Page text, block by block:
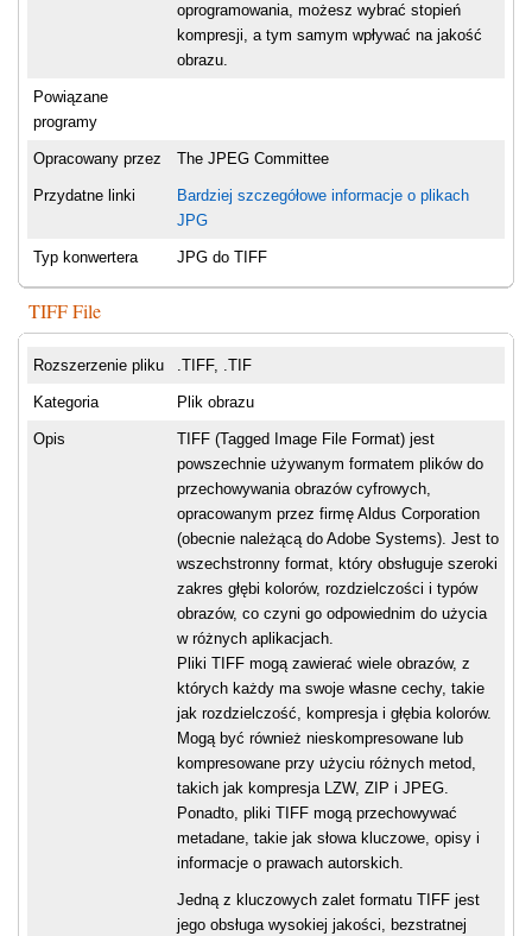
oprogramowania, możesz wybrać stopień
kompresji, a tym samym wpływać na jakość
obrazu.
Powiązane
programy
Opracowany przez The JPEG Committee
Przydatne linki
Bardziej szczegółowe informacje o plikach
JPG
Typ konwertera JPG do TIFF
TIFF File
Rozszerzenie pliku .TIFF, .TIF
Kategoria Plik obrazu
Opis
TIFF (Tagged Image File Format) jest
powszechnie używanym formatem plików do
przechowywania obrazów cyfrowych,
opracowanym przez firmę Aldus Corporation
(obecnie należącą do Adobe Systems). Jest to
wszechstronny format, który obsługuje szeroki
zakres głębi kolorów, rozdzielczości i typów
obrazów, co czyni go odpowiednim do użycia
w różnych aplikacjach.
Pliki TIFF mogą zawierać wiele obrazów, z
których każdy ma swoje własne cechy, takie
jak rozdzielczość, kompresja i głębia kolorów.
Mogą być również nieskompresowane lub
kompresowane przy użyciu różnych metod,
takich jak kompresja LZW, ZIP i JPEG.
Ponadto, pliki TIFF mogą przechowywać
metadane, takie jak słowa kluczowe, opisy i
informacje o prawach autorskich.
Jedną z kluczowych zalet formatu TIFF jest
jego obsługa wysokiej jakości, bezstratnej